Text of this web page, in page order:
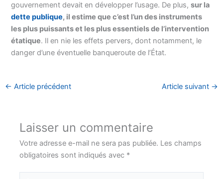
gouvernement devait en développer l’usage. De plus,sur la
dette publique, il estime que c’est l’un des instruments
les plus puissants et les plus essentiels de l’intervention
étatique. Il en nie les effets pervers, dont notamment, le
danger d’une éventuelle banqueroute de l’État.
← Article précédent Article suivant →
Laisser un commentaire
Votre adresse e-mail ne sera pas publiée. Les champs
obligatoires sont indiqués avec *